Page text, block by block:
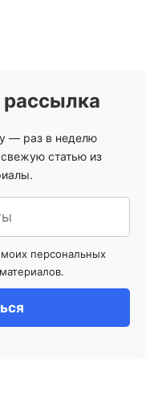
— раз в неделю
статью из
персональных